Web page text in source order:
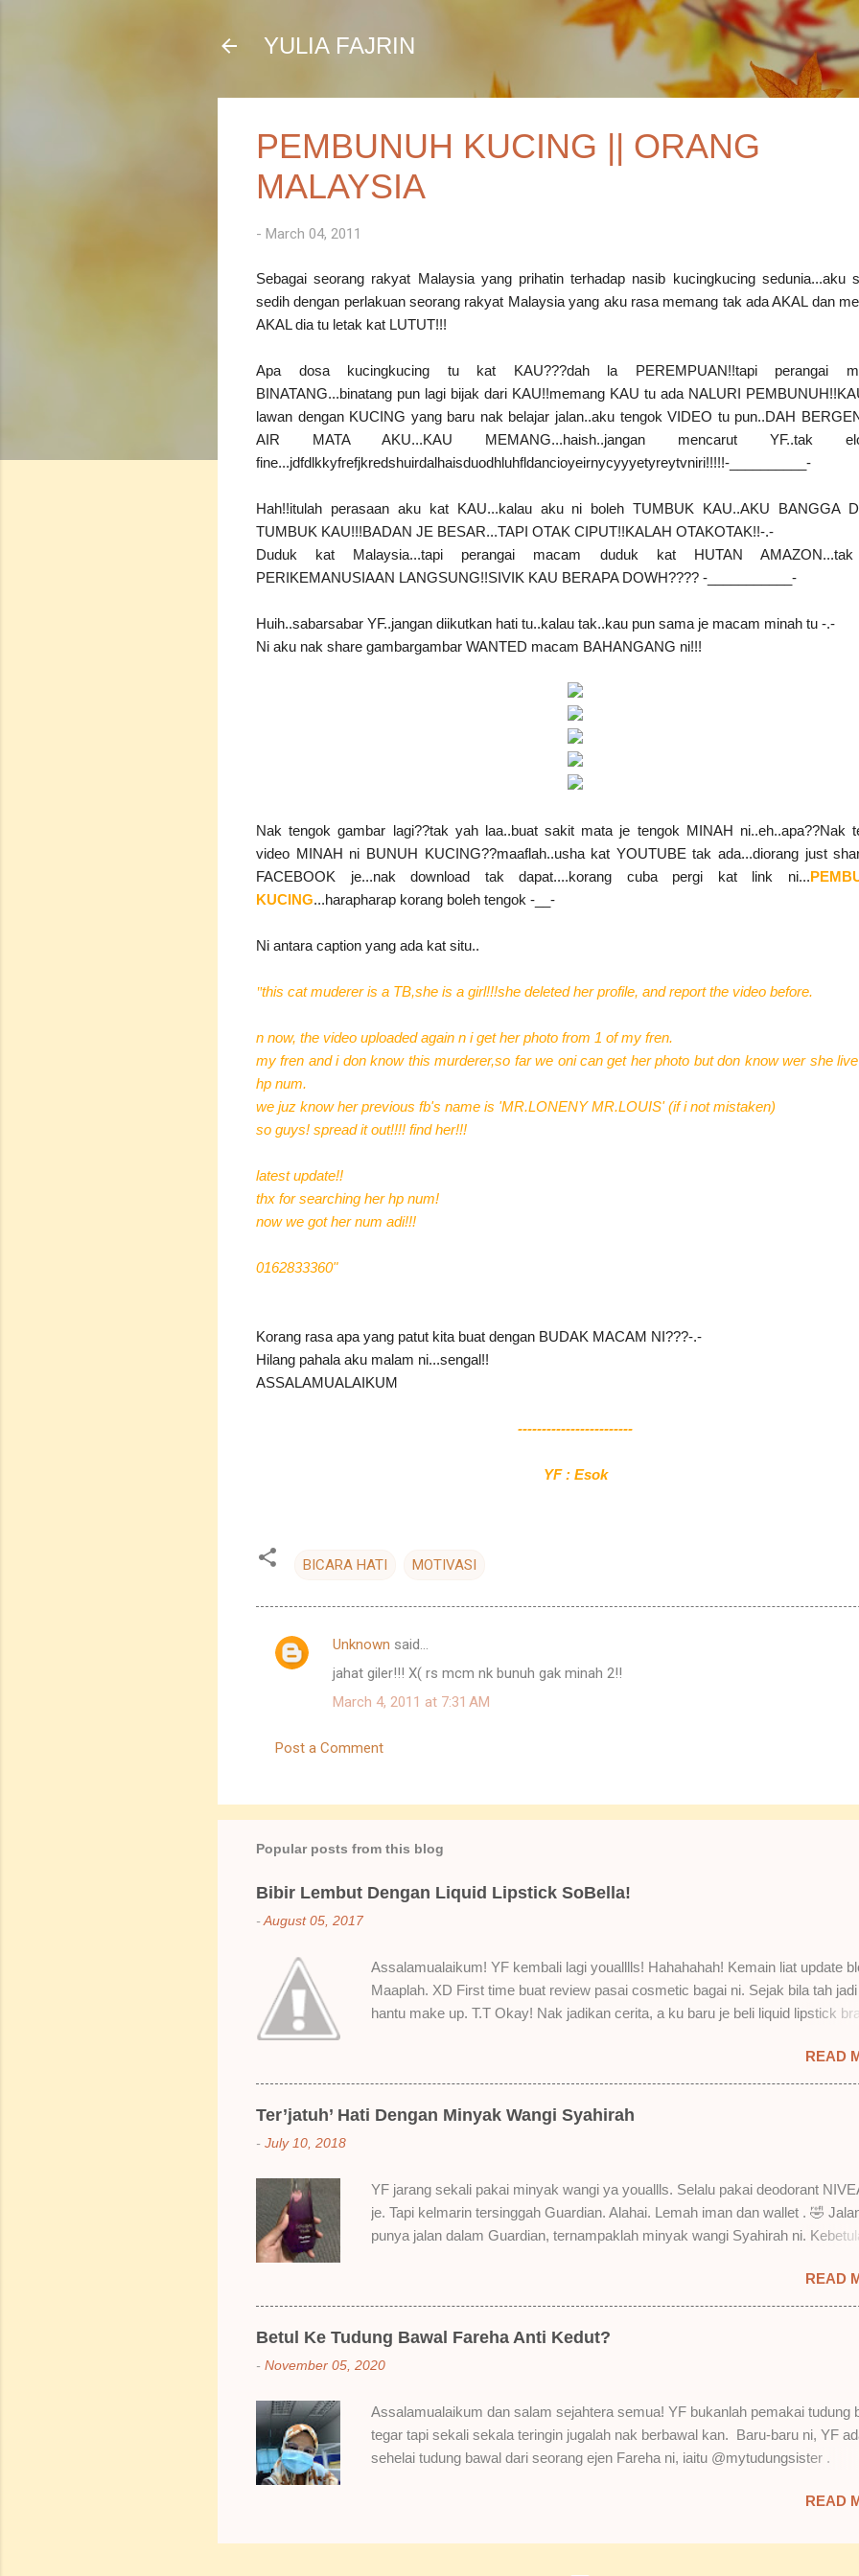
Skip to main content
YULIA FAJRIN
PEMBUNUH KUCING || ORANG
MALAYSIA
- March 04, 2011
Sebagai seorang rakyat Malaysia yang prihatin terhadap nasib kucingkucing sedunia...aku
sedih dengan perlakuan seorang rakyat Malaysia yang aku rasa memang tak ada AKAL dan
AKAL dia tu letak kat LUTUT!!!
Apa dosa kucingkucing tu kat KAU???dah la PEREMPUAN!!tapi perangai
BINATANG...binatang pun lagi bijak dari KAU!!memang KAU tu ada NALURI
lawan dengan KUCING yang baru nak belajar jalan..aku tengok VIDEO tu pun..DAH
AIR MATA AKU...KAU MEMANG...haish..jangan mencarut YF..tak
fine...jdfdlkkyfrefjkredshuirdalhaisduodhluhfldancioyeirnycyyyetyreytvniri!!!!!-__________-
Hah!!itulah perasaan aku kat KAU...kalau aku ni boleh TUMBUK KAU..AKU BANGGA
TUMBUK KAU!!!BADAN JE BESAR...TAPI OTAK CIPUT!!KALAH OTAKOTAK!!-.-
Duduk kat Malaysia...tapi perangai macam duduk kat HUTAN
PERIKEMANUSIAAN LANGSUNG!!SIVIK KAU BERAPA DOWH???? -___________-
Huih..sabarsabar YF..jangan diikutkan hati tu..kalau tak..kau pun sama je macam minah tu -.-
Ni aku nak share gambargambar WANTED macam BAHANGANG ni!!!
Nak tengok gambar lagi??tak yah laa..buat sakit mata je tengok MINAH ni..eh..apa??Nak
video MINAH ni BUNUH KUCING??maaflah..usha kat YOUTUBE tak ada...diorang just
FACEBOOK je...nak download tak dapat....korang cuba pergi kat link ni...
KUCING...harapharap korang boleh tengok -__-
Ni antara caption yang ada kat situ..
"this cat muderer is a TB,she is a girl!!!she deleted her profile, and report the video before.
n now, the video uploaded again n i get her photo from 1 of my fren.
my fren and i don know this murderer,so far we oni can get her photo but don know wer she
hp num.
we juz know her previous fb's name is 'MR.LONENY MR.LOUIS' (if i not mistaken)
so guys! spread it out!!!! find her!!!
latest update!!
thx for searching her hp num!
now we got her num adi!!!
0162833360"
Korang rasa apa yang patut kita buat dengan BUDAK MACAM NI???-.-
Hilang pahala aku malam ni...sengal!!
ASSALAMUALAIKUM
------------------------
YF : Esok
BICARA HATI MOTIVASI
C
t
s
Unknown said…
jahat giler!!! X( rs mcm nk bunuh gak minah 2!!
March 4, 2011 at 7:31 AM
Post a Comment
Popular posts from this blog
Bibir Lembut Dengan Liquid Lipstick SoBella!
-August 05, 2017
Assalamualaikum! YF kembali lagi youalllls! Hahahahah! Kemain liat update
Maaplah. XD First time buat review pasai cosmetic bagai ni. Sejak bila tah jadi
hantu make up. T.T Okay! Nak jadikan cerita, a ku baru je beli liquid lipstick
Rose Makmur Setelah dicuba dengan pelbagai cara, aku jumpa beberapa
kenapa aku suka liquid lipstick ni dan kenapa aku tak berapa suka juga. Tapi
suka gila! Yang part tak suka tu boleh adjust. Don't worry! Aku start dengan
elok dulu lah ek! Pros 1) OMG! Ringan gila tekstur dia bila dah kering. Serious!
Sikit sangat. Tapi tak tahu lah kalau dah minum bergelas-gelas dan makan
berpinggan-pinggan. 4) Senang nak cuci. Tak perl...
READ
Ter’jatuh’ Hati Dengan Minyak Wangi Syahirah
- July 10, 2018
YF jarang sekali pakai minyak wangi ya youallls. Selalu pakai deodorant
je. Tapi kelmarin tersinggah Guardian. Alahai. Lemah iman dan wallet . 🤣
punya jalan dalam Guardian, ternampaklah minyak wangi Syahirah ni.
Dah lama tak pakai perfume , ambil lah satu yang warna keunguan ni dengan
redhanya sebab tak tahu lah wangian dia tu tahan lama ke tak. Warna ungu ni
namanya Magnifique ya anak-anak semua. Bau sweet-sweet gitu. Lembut je.
Bertambah plak dengan hasutan adik perempuan. Zassss rembat satu
hakak dia yang bayorrr. 😭 Lepas tu, YF pakailah pergi kerja. So aktiviti tak
bau dia still ada lagi. Wehuuu. YF suka gila kot! Hahahaha! Bukan apa. Kita
naklah bau diri sendiri masam macam bau budak sekolah balik rumah kan.
Hahahaha. Tapi bau dia memang maintain . Walaupun tak sepekat awa...
READ
Betul Ke Tudung Bawal Fareha Anti Kedut?
- November 05, 2020
Assalamualaikum dan salam sejahtera semua! YF bukanlah pemakai tudung
tegar tapi sekali sekala teringin jugalah nak berbawal kan. Baru-baru ni, YF
sehelai tudung bawal dari seorang ejen Fareha ni, iaitu @mytudungsister .
sampai dah. Siap ada bagi satu free brooch lagi. Ya Allah. YF terlupa YF tak
READ